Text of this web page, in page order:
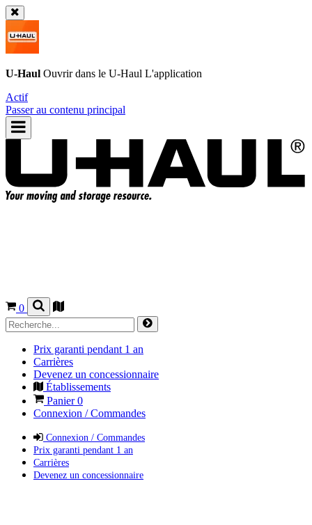
U-Haul Ouvrir dans le U-Haul L'application
Actif
Passer au contenu principal
0
Prix garanti pendant 1 an
Carrières
Devenez un concessionnaire
Établissements
Panier0
Connexion / Commandes
Connexion / Commandes
Prix garanti pendant 1 an
Carrières
Devenez un concessionnaire